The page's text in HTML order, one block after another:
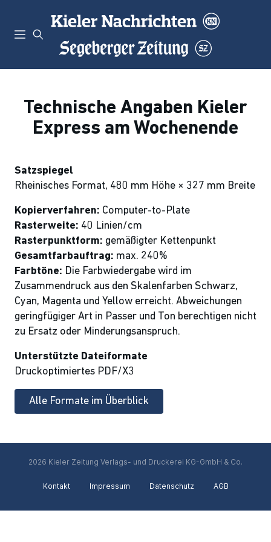
Technische Angaben Kieler
Express am Wochenende
Satzspiegel
Rheinisches Format, 480 mm Höhe × 327 mm Breite
Kopierverfahren: Computer-to-Plate
Rasterweite: 40 Linien/cm
Rasterpunktform: gemäßigter Kettenpunkt
Gesamtfarbauftrag: max. 240%
Farbtöne: Die Farbwiedergabe wird im
Zusammendruck aus den Skalenfarben Schwarz,
Cyan, Magenta und Yellow erreicht. Abweichungen
geringfügiger Art in Passer und Ton berechtigen nicht
zu Ersatz oder Minderungsanspruch.
Unterstützte Dateiformate
Druckoptimiertes PDF/X3
Alle Formate im Überblick
2026 Kieler Zeitung Verlags- und Druckerei KG-GmbH & Co.
Kontakt Impressum Datenschutz AGB